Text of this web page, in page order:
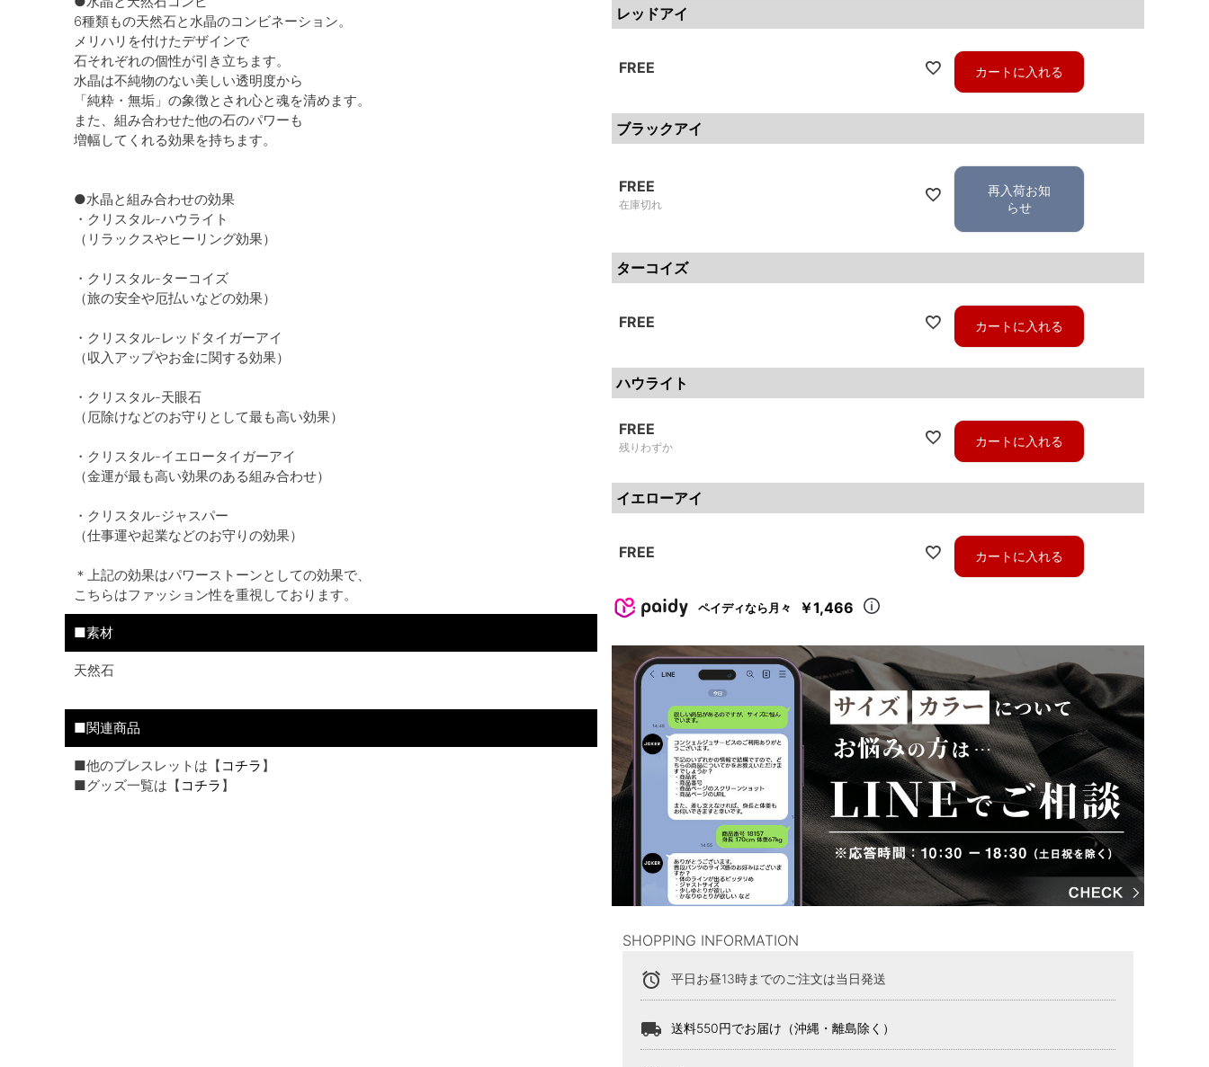
6種類もの天然石と水晶のコンビネーション。
メリハリを付けたデザインで
石それぞれの個性が引き立ちます。
水晶は不純物のない美しい透明度から
「純粋・無垢」の象徴とされ心と魂を清めます。
また、組み合わせた他の石のパワーも
増幅してくれる効果を持ちます。
●水晶と組み合わせの効果
・クリスタル-ハウライト
（リラックスやヒーリング効果）
・クリスタル-ターコイズ
（旅の安全や厄払いなどの効果）
・クリスタル-レッドタイガーアイ
（収入アップやお金に関する効果）
・クリスタル-天眼石
（厄除けなどのお守りとして最も高い効果）
・クリスタル-イエロータイガーアイ
（金運が最も高い効果のある組み合わせ）
・クリスタル-ジャスパー
（仕事運や起業などのお守りの効果）
＊上記の効果はパワーストーンとしての効果で、
こちらはファッション性を重視しております。
■素材
天然石
■関連商品
■他のブレスレットは【 コチラ 】
■グッズ一覧は【 コチラ 】
レッドアイ
FREE カートに入れる
ブラックアイ
FREE
在庫切れ
再入荷お知
らせ
ターコイズ
FREE カートに入れる
ハウライト
FREE
残りわずか カートに入れる
イエローアイ
FREE カートに入れる
ペイディなら月々 ￥1,466
SHOPPING INFORMATION
alarm 平日お昼13時までのご注文は当日発送
local_shipping 送料550円でお届け（沖縄・離島除く）